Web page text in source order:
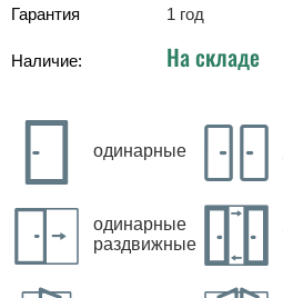
Гарантия
1 год
Наличие: На складе
одинарные
одинарные
раздвижные